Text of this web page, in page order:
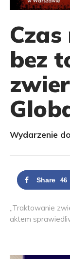
bez
Wydarzenie
Share 46
„Traktowanie
aktem